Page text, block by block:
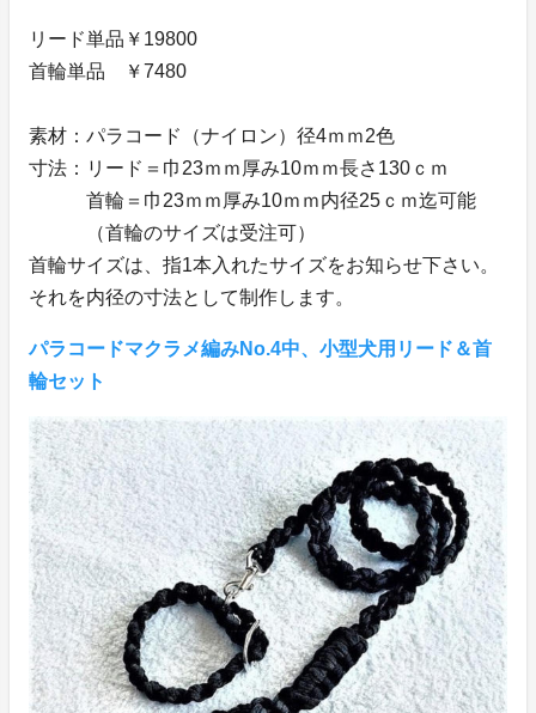
リード単品￥19800
首輪単品 ￥7480
素材：パラコード（ナイロン）径4ｍｍ2色
寸法：リード＝巾23ｍｍ厚み10ｍｍ長さ130ｃｍ
首輪＝巾23ｍｍ厚み10ｍｍ内径25ｃｍ迄可能
（首輪のサイズは受注可）
首輪サイズは、指1本入れたサイズをお知らせ下さい。
それを内径の寸法として制作します。
パラコードマクラメ編みNo.4中、小型犬用リード＆首
輪セット